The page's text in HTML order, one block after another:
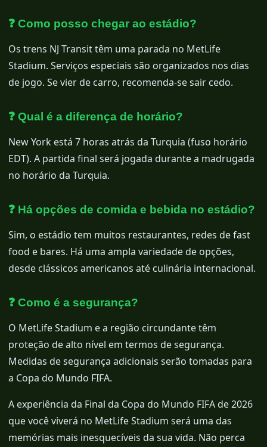
❓ Como posso chegar ao estádio?
Os trens NJ Transit têm uma parada no MetLife
Stadium. Serviços especiais são organizados nos dias
de jogo. Se vier de carro, recomenda-se sair cedo.
❓ Qual é a diferença de horário?
New York está 7 horas atrás da Turquia (fuso horário
EDT). A partida final será jogada durante a madrugada
no horário da Turquia.
❓ Há opções de comida e bebida no estádio?
Sim, o estádio tem muitos restaurantes, redes de fast
food e bares. Há uma ampla variedade de opções,
desde clássicos americanos até culinária internacional.
❓ Como é a segurança?
O MetLife Stadium e a região circundante têm
proteção de alto nível em termos de segurança.
Medidas de segurança adicionais serão tomadas para
a Copa do Mundo FIFA.
A experiência da Final da Copa do Mundo FIFA de 2026
que você viverá no MetLife Stadium será uma das
memórias mais inesquecíveis da sua vida. Não perca